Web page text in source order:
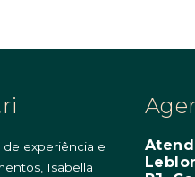
de experiência e
Isabella